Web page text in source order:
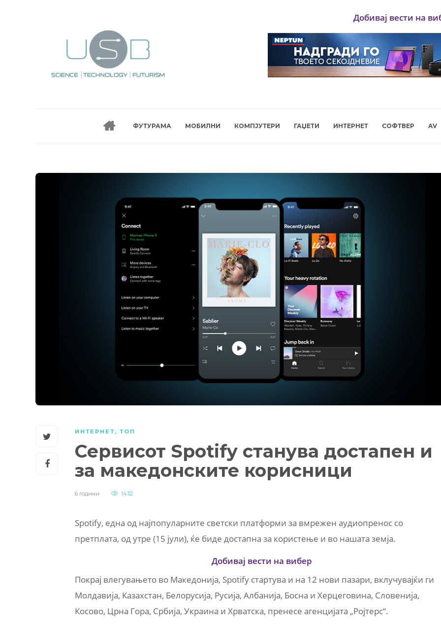
Добивај вести на
ФУТУРАМА МОБИЛНИ КОМПЈУТЕРИ ГАЏЕТИ ИНТЕРНЕТ СОФТВЕР AV
ИНТЕРНЕТ, ТОП
Сервисот Spotify станува достапен и
за македонските корисници
6 години 1432
Spotify, една од најпопуларните светски платформи за вмрежен аудиопренос со
претплата, од утре (15 јули), ќе биде достапна за користење и во нашата земја.
Добивај вести на вибер
Покрај влегувањето во Македонија, Spotify стартува и на 12 нови пазари, вклучувајќи ги
Молдавија, Казахстан, Белорусија, Русија, Албанија, Босна и Херцеговина, Словенија,
Косово, Црна Гора, Србија, Украина и Хрватска, пренесе агенцијата „Ројтерс“.